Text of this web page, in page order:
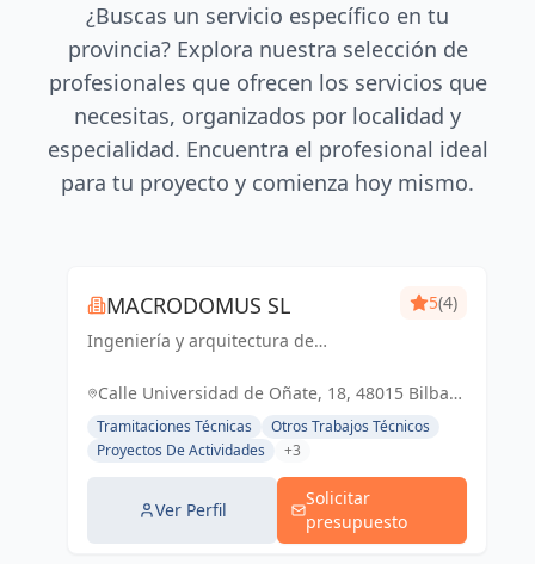
¿Buscas un servicio específico en tu
provincia? Explora nuestra selección de
profesionales que ofrecen los servicios que
necesitas, organizados por localidad y
especialidad. Encuentra el profesional ideal
para tu proyecto y comienza hoy mismo.
MACRODOMUS SL
Ingeniería y arquitectura de
y funcional
5(4)
Calle Universidad de Oñate, 18, 48015 Bilbao,
Vizcaya, España, España
Tramitaciones Técnicas
Otros Trabajos Técnicos
Proyectos De Actividades
+3
Ver Perfil
Solicitar
presupuesto